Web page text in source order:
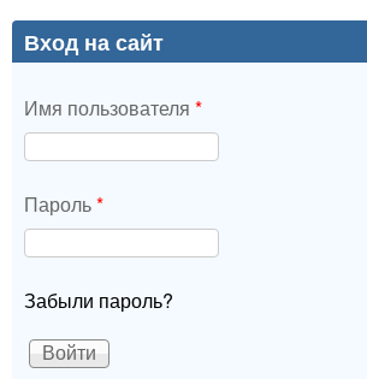
Вход на сайт
Имя пользователя *
Пароль*
Забыли пароль?